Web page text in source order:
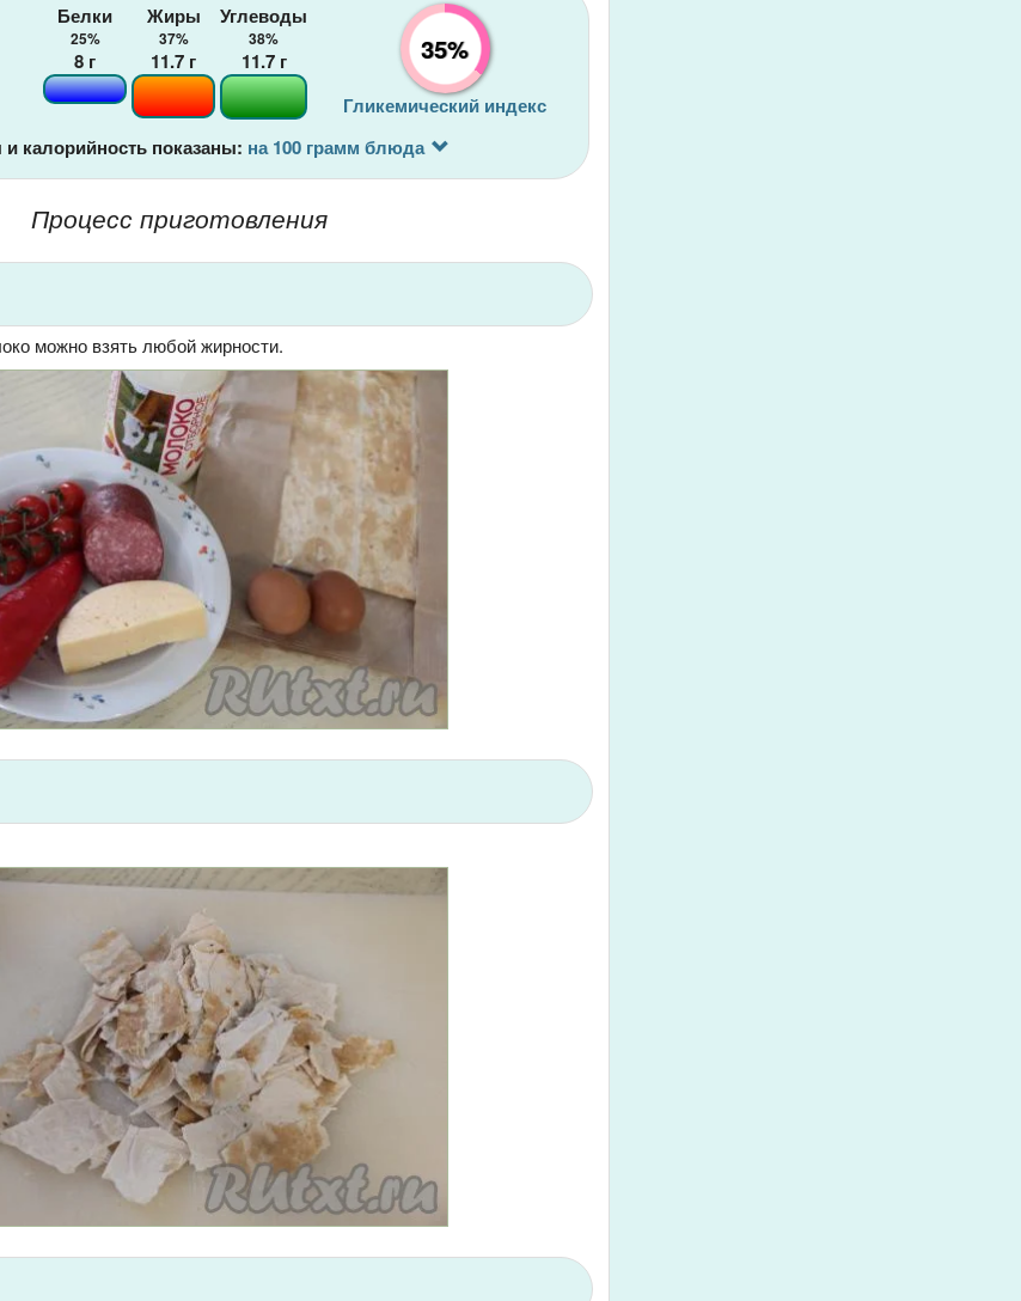
Белки
25%
8 г
Жиры
37%
11.7 г
Углеводы
38%
11.7г 35%
Гликемический индекс
калорийность показаны: на 100 грамм блюда
Процесс приготовления
можно взять любой жирности.